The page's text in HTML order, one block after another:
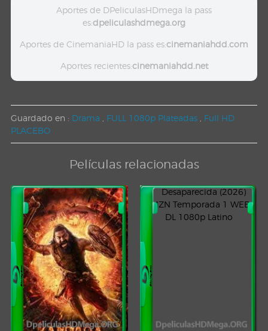
Aportes de DPeliculasHDmega la pass
es:dpeliculashdmega.org
Aportes de CinemaniaHD la pass es:cinemaniahdd.com
Aportes recientes:cinemaniahdd.net
Guardado en : Drama FULL 1080p Plateadas
Full HD
PLACEBO
Películas relacionadas